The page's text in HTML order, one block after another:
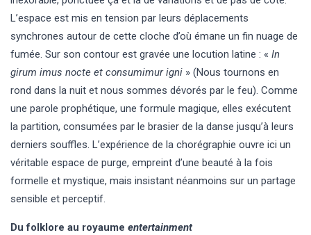
L’espace est mis en tension par leurs déplacements
synchrones autour de cette cloche d’où émane un fin nuage de
fumée. Sur son contour est gravée une locution latine : « In
girum imus nocte et consumimur igni » (Nous tournons en
rond dans la nuit et nous sommes dévorés par le feu). Comme
une parole prophétique, une formule magique, elles exécutent
la partition, consumées par le brasier de la danse jusqu’à leurs
derniers souffles. L’expérience de la chorégraphie ouvre ici un
véritable espace de purge, empreint d’une beauté à la fois
formelle et mystique, mais insistant néanmoins sur un partage
sensible et perceptif.
Du folklore au royaume entertainment